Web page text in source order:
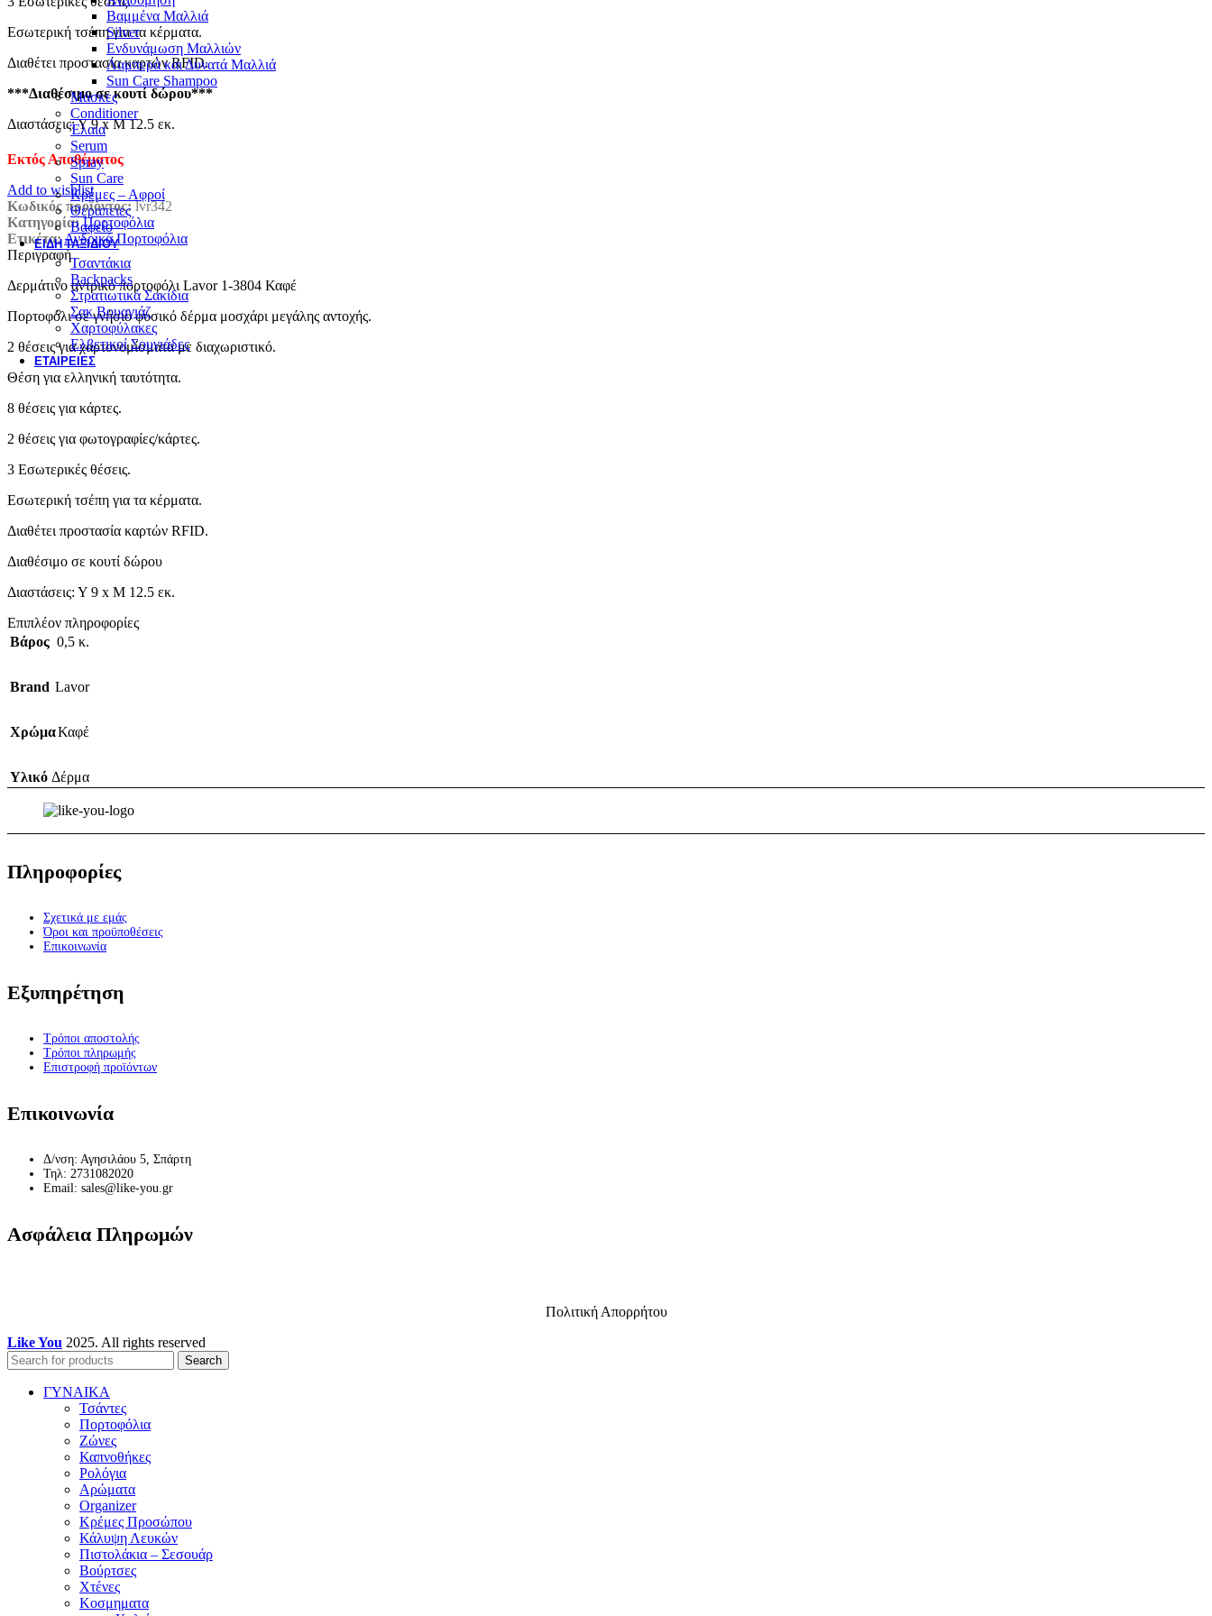
Βαμμένα Μαλλιά
Silver
Ενδυνάμωση Μαλλιών
Λαμπερά και Δυνατά Μαλλιά
Sun Care Shampoo
Μάσκες
Conditioner
Έλαια
Serum
Spray
Sun Care
Κρέμες – Αφροί
Θεραπειες
Βαφείο
ΕΊΔΗ ΤΑΞΙΔΙΟΎ
Τσαντάκια
Backpacks
Στρατιωτικά Σακίδια
Σακ Βουαγιάζ
Χαρτοφύλακες
Ελβετικοί Σουγιάδες
ΕΤΑΙΡΕΊΕΣ
Εσωτερική τσέπη για τα κέρματα.
Διαθέτει προστασία καρτών RFID.
***Διαθέσιμο σε κουτί δώρου***
Διαστάσεις: Υ 9 x Μ 12.5 εκ.
Εκτός Αποθέματος
Add to wishlist
Κωδικός προϊόντος:lvr342
Κατηγορία: Πορτοφόλια
Ετικέτα: Ανδρικά Πορτοφόλια
Περιγραφή
Δερμάτινο αντρικό πορτοφόλι Lavor 1-3804 Καφέ
Πορτοφόλι σε γνήσιο φυσικό δέρμα μοσχάρι μεγάλης αντοχής.
2 θέσεις για χαρτονομίσματα με διαχωριστικό.
Θέση για ελληνική ταυτότητα.
8 θέσεις για κάρτες.
2 θέσεις για φωτογραφίες/κάρτες.
3 Εσωτερικές θέσεις.
Εσωτερική τσέπη για τα κέρματα.
Διαθέτει προστασία καρτών RFID.
Διαθέσιμο σε κουτί δώρου
Διαστάσεις: Υ 9 x Μ 12.5 εκ.
Επιπλέον πληροφορίες
Βάρος 0,5 κ.
Brand Lavor
ΧρώμαΚαφέ
Υλικό Δέρμα
Πληροφορίες
Σχετικά με εμάς
Όροι και προϋποθέσεις
Επικοινωνία
Εξυπηρέτηση
Τρόποι αποστολής
Τρόποι πληρωμής
Επιστροφή προϊόντων
Επικοινωνία
Δ/νση: Αγησιλάου 5, Σπάρτη
Τηλ: 2731082020
Email: sales@like-you.gr
Ασφάλεια Πληρωμών
Πολιτική Απορρήτου
Like You 2025. All rights reserved
Search
ΓΥΝΑΙΚΑ
Τσάντες
Πορτοφόλια
Ζώνες
Καπνοθήκες
Ρολόγια
Αρώματα
Organizer
Κρέμες Προσώπου
Κάλυψη Λευκών
Πιστολάκια – Σεσουάρ
Βούρτσες
Χτένες
Κοσμηματα